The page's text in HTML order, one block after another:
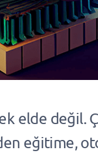
elde değil.
eğitime,